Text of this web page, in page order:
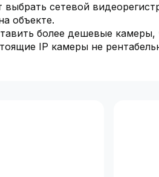
сетевой
объекте.
более дешевые камеры,
IP камеры не